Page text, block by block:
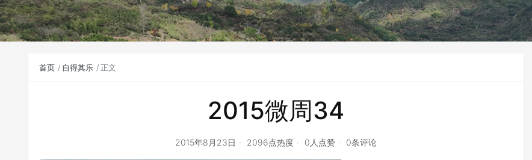
首页 自得其乐 正文
2015微周34
2015年8月23日 2096点热度 0人点赞 0条评论